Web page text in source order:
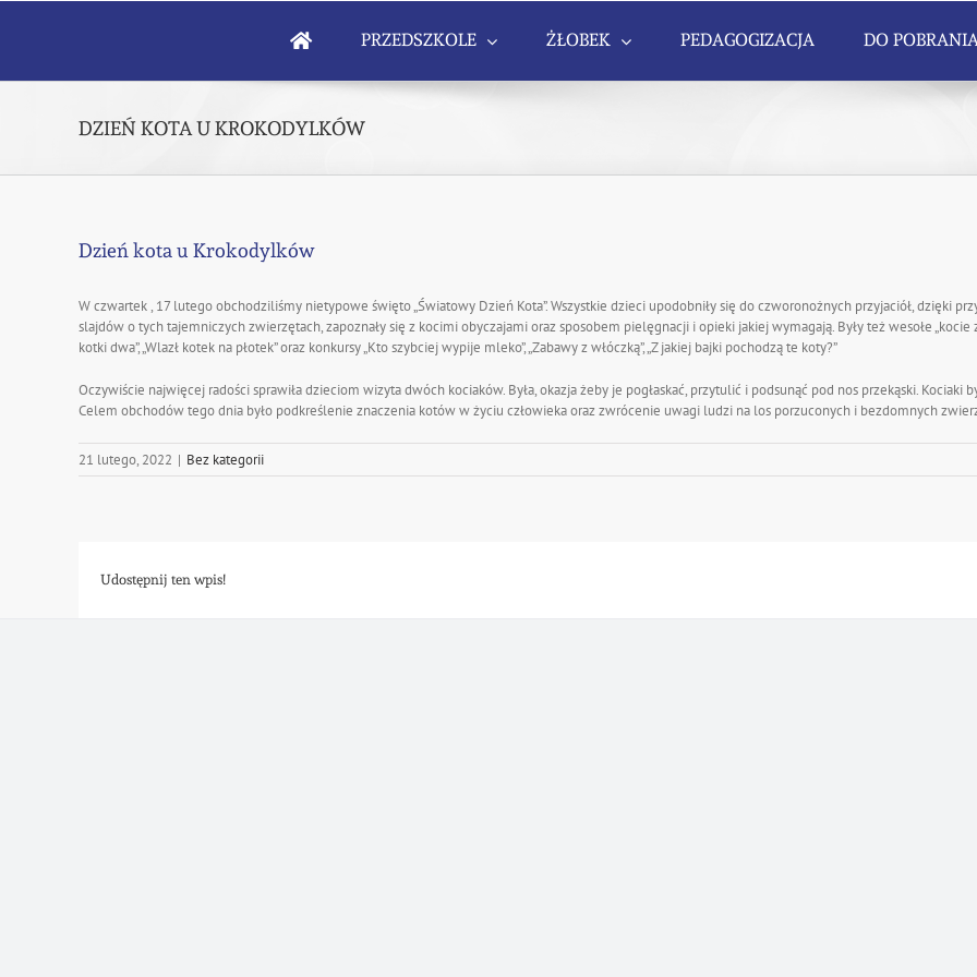
PRZEDSZKOLE ŻŁOBEK PEDAGOGIZACJA DO
DZIEŃ KOTA U KROKODYLKÓW
Dzień kota u Krokodylków
W czwartek , 17 lutego obchodziliśmy nietypowe święto „Światowy Dzień Kota”. Wszystkie dzieci upodobniły się do czworonożnych przyjaciół, dzięki
slajdów o tych tajemniczych zwierzętach, zapoznały się z kocimi obyczajami oraz sposobem pielęgnacji i opieki jakiej wymagają. Były też wesołe „kocie
kotki dwa”, „Wlazł kotek na płotek” oraz konkursy „Kto szybciej wypije mleko”, „Zabawy z włóczką”, „Z jakiej bajki pochodzą te koty?”
Oczywiście najwięcej radości sprawiła dzieciom wizyta dwóch kociaków. Była, okazja żeby je pogłaskać, przytulić i podsunąć pod nos przekąski. Kociaki
Celem obchodów tego dnia było podkreślenie znaczenia kotów w życiu człowieka oraz zwrócenie uwagi ludzi na los porzuconych i bezdomnych
21 lutego, 2022 | Bez kategorii
Udostępnij ten wpis!